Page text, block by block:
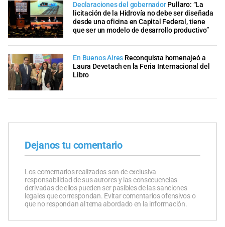
Declaraciones del gobernador Pullaro: “La
licitación de la Hidrovía no debe ser diseñada
desde una oficina en Capital Federal, tiene
que ser un modelo de desarrollo productivo”
En Buenos Aires Reconquista homenajeó a
Laura Devetach en la Feria Internacional del
Libro
Dejanos tu comentario
Los comentarios realizados son de exclusiva
responsabilidad de sus autores y las consecuencias
derivadas de ellos pueden ser pasibles de las sanciones
legales que correspondan. Evitar comentarios ofensivos o
que no respondan al tema abordado en la información.